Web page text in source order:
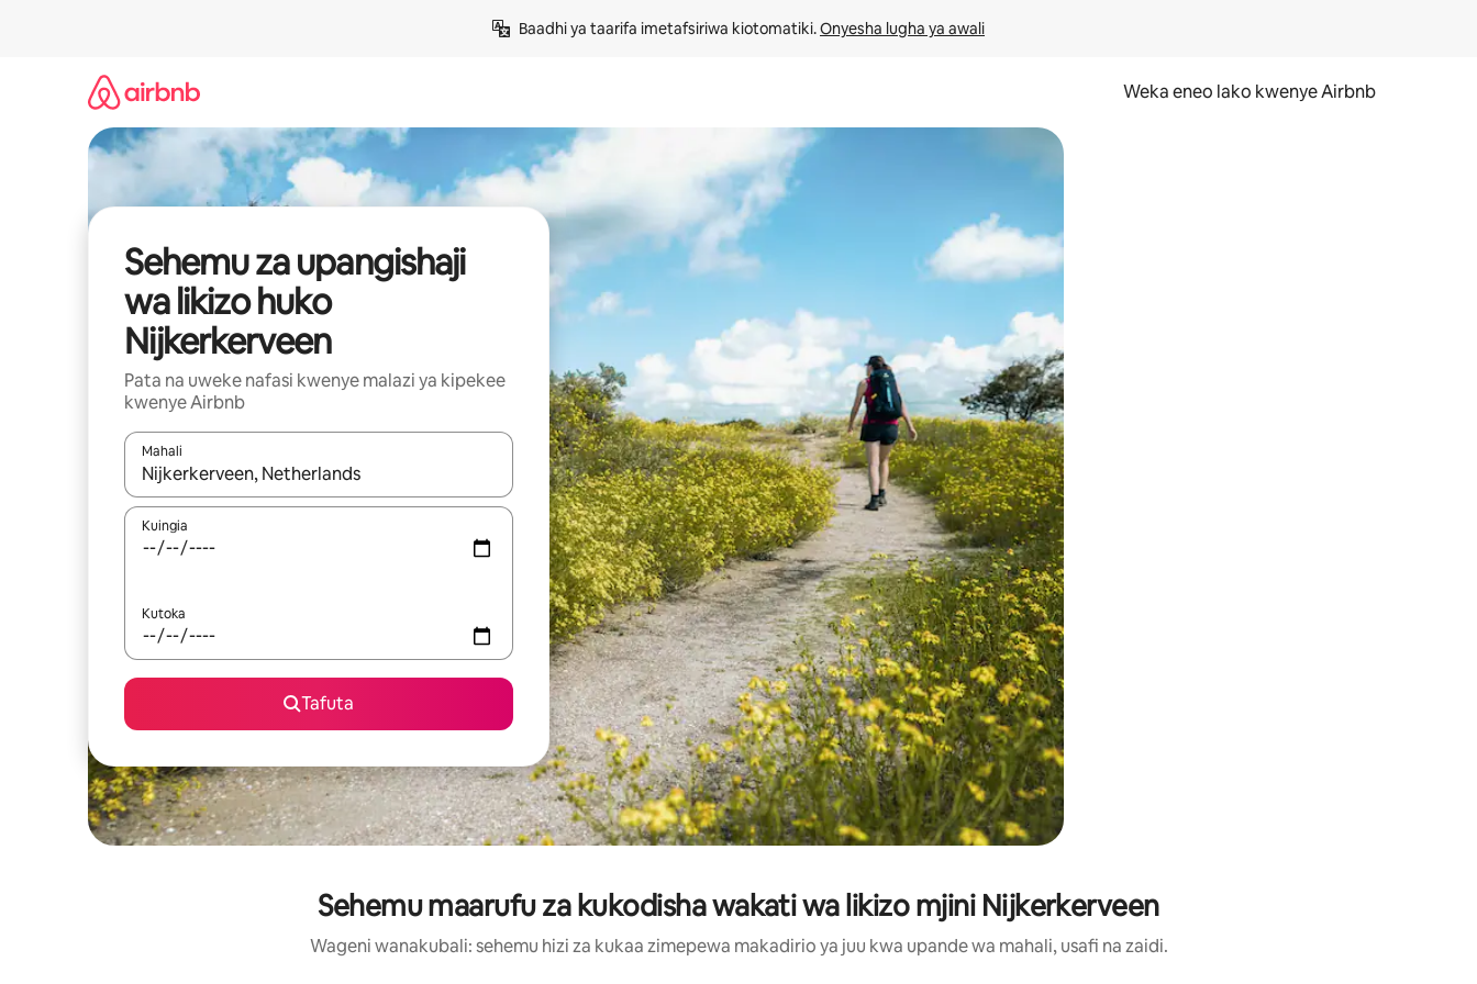
Baadhi ya taarifa imetafsiriwa kiotomatiki. Onyesha lugha ya awali
Weka eneo lako kwenye Airbnb
Sehemu za upangishaji
wa likizo huko
Nijkerkerveen
Pata na uweke nafasi kwenye malazi ya kipekee
kwenye Airbnb
Mahali
Wakati matokeo yanapatikana, vinjari kwa kutumia vitufe vya vishale vya juu na chini au uchunguze kwa kugusa au kutelezesha kidole kwenye ishara.
Kuingia
Kutoka
Tafuta
Sehemu maarufu za kukodisha wakati wa likizo mjini Nijkerkerveen
Wageni wanakubali: sehemu hizi za kukaa zimepewa makadirio ya juu kwa upande wa mahali, usafi na zaidi.